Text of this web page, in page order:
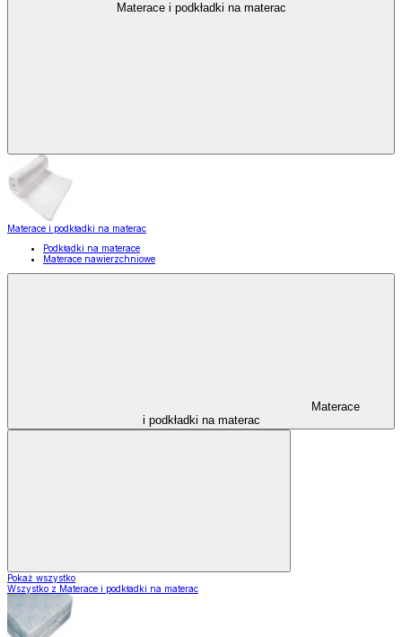
Materace i podkładki na materac
Materace i podkładki na materac
Podkładki na materace
Materace nawierzchniowe
Materace
i podkładki na materac
Pokaż wszystko
Wszystko z Materace i podkładki na materac